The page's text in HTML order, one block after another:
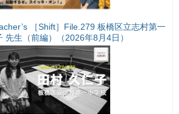
［Shift］File.279 板橋区立志村第一
先生（前編）（2026年8月4日）